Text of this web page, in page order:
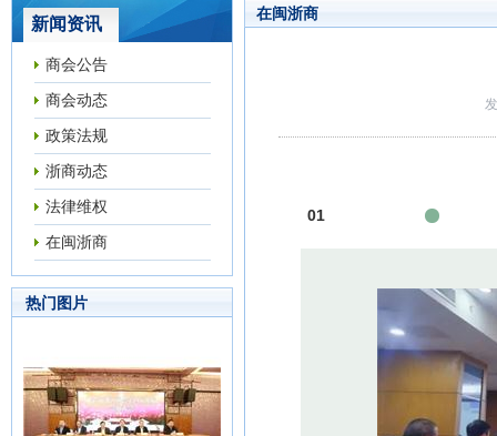
新闻资讯
商会公告
商会动态
政策法规
浙商动态
法律维权
在闽浙商
热门图片
在闽浙商
01